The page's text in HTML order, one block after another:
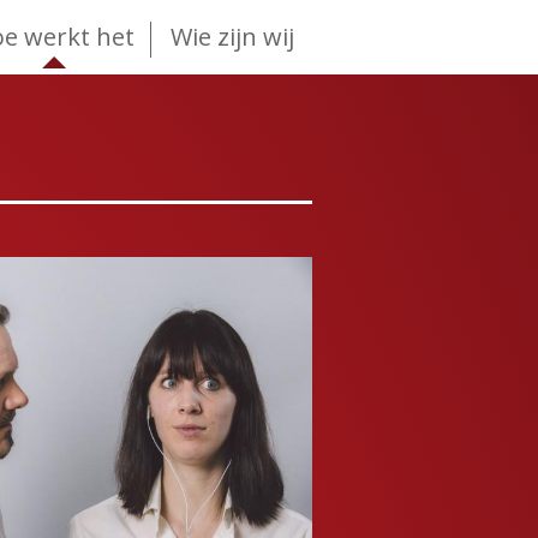
werkt het Wie zijn wij